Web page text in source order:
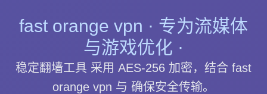
fast orange vpn · 专为流媒体
与游戏优化 ·
稳定翻墙工具 采用 AES-256 加密，结合 fast
orange vpn 与 确保安全传输。